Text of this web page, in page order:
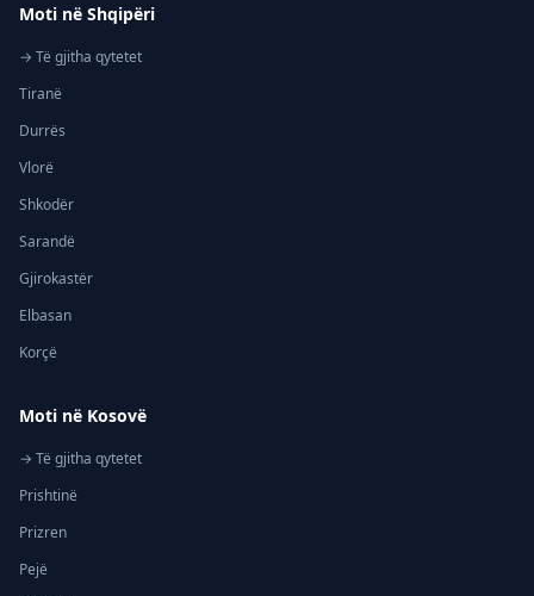
Moti në Shqipëri
→ Të gjitha qytetet
Tiranë
Durrës
Vlorë
Shkodër
Sarandë
Gjirokastër
Elbasan
Korçë
Moti në Kosovë
→ Të gjitha qytetet
Prishtinë
Prizren
Pejë